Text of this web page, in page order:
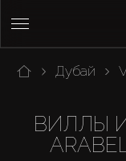
Дубай
ВИЛЛЫ